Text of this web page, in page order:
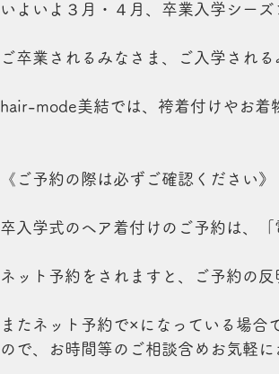
いよいよ３月・４月、卒業入学シーズ
ご卒業されるみなさま、ご入学され
hair-mode美結では、袴着付けやお
《ご予約の際は必ずご確認ください》
卒入学式のヘア着付けのご予約は、
ネット予約をされますと、ご予約の
またネット予約で×になっている場合
ので、お時間等のご相談含めお気軽に